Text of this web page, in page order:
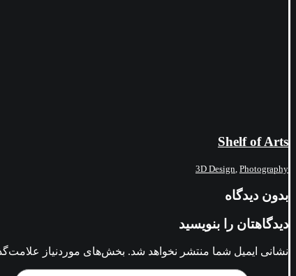
Shelf of Arts
3D Design, Photography
بدون دیدگاه
دیدگاهتان را بنویسید
نشانی ایمیل شما منتشر نخواهد شد. بخش‌های موردنیاز